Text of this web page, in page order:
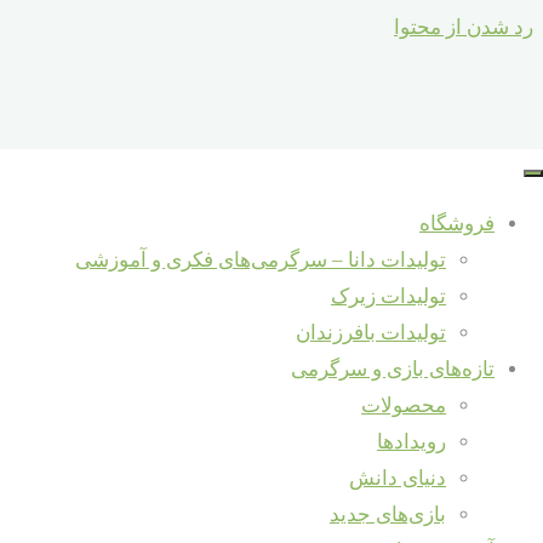
رد شدن از محتوا
فروشگاه
تولیدات دانا – سرگرمی‌های فکری و آموزشی
تولیدات زیرک
تولیدات بافرزندان
تازه‌های بازی و سرگرمی
محصولات
رویدادها
دنیای دانش
بازی‌های جدید
دیگه
دوستت
ندارم !!!!
آموزش و دانش /
تازه‌ها و دانستنی‌ها
مصاحبه با مؤسس برند «دانا» در حاشیه